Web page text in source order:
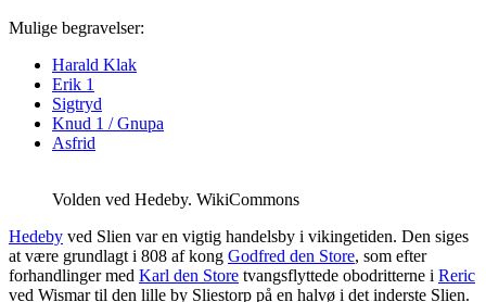
Mulige begravelser:
Harald Klak
Erik 1
Sigtryd
Knud 1 / Gnupa
Asfrid
Volden ved Hedeby. WikiCommons
Hedeby ved Slien var en vigtig handelsby i vikingetiden. Den siges
at være grundlagt i 808 af kong Godfred den Store, som efter
forhandlinger med Karl den Store tvangsflyttede obodritterne i Reric
ved Wismar til den lille by Sliestorp på en halvø i det inderste Slien.